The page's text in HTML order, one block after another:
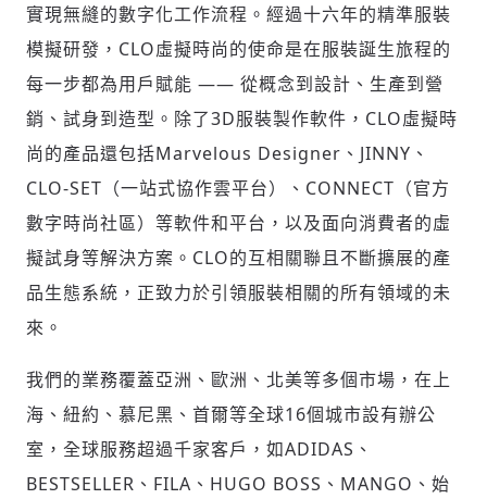
實現無縫的數字化工作流程。經過十六年的精準服裝
模擬研發，CLO虛擬時尚的使命是在服裝誕生旅程的
每一步都為用戶賦能 —— 從概念到設計、生產到營
銷、試身到造型。除了3D服裝製作軟件，CLO虛擬時
尚的產品還包括Marvelous Designer、JINNY、
CLO-SET（一站式協作雲平台）、CONNECT（官方
數字時尚社區）等軟件和平台，以及面向消費者的虛
擬試身等解決方案。CLO的互相關聯且不斷擴展的產
品生態系統，正致力於引領服裝相關的所有領域的未
來。
我們的業務覆蓋亞洲、歐洲、北美等多個市場，在上
海、紐約、慕尼黑、首爾等全球16個城市設有辦公
室，全球服務超過千家客戶，如ADIDAS、
BESTSELLER、FILA、HUGO BOSS、MANGO、始